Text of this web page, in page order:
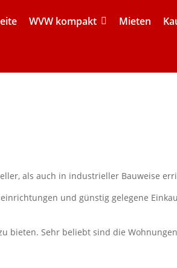
WVW kompakt Mieten
als auch in industrieller Bauweise
und günstig gelegene
bieten. Sehr beliebt sind die